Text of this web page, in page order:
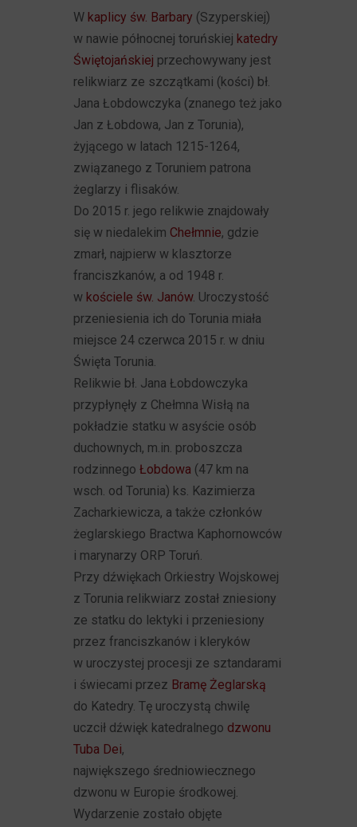
W kaplicy św. Barbary (Szyperskiej)
w nawie północnej toruńskiej katedry
Świętojańskiej przechowywany jest
relikwiarz ze szczątkami (kości) bł.
Jana Łobdowczyka (znanego też jako
Jan z Łobdowa, Jan z Torunia),
żyjącego w latach 1215-1264,
związanego z Toruniem patrona
żeglarzy i flisaków.
Do 2015 r. jego relikwie znajdowały
się w niedalekim Chełmnie, gdzie
zmarł, najpierw w klasztorze
franciszkanów, a od 1948 r.
w kościele św. Janów. Uroczystość
przeniesienia ich do Torunia miała
miejsce 24 czerwca 2015 r. w dniu
Święta Torunia.
Relikwie bł. Jana Łobdowczyka
przypłynęły z Chełmna Wisłą na
pokładzie statku w asyście osób
duchownych, m.in. proboszcza
rodzinnegoŁobdowa (47 km na
wsch. od Torunia) ks. Kazimierza
Zacharkiewicza, a także członków
żeglarskiego Bractwa Kaphornowców
i marynarzy ORP Toruń.
Przy dźwiękach Orkiestry Wojskowej
z Torunia relikwiarz został zniesiony
ze statku do lektyki i przeniesiony
przez franciszkanów i kleryków
w uroczystej procesji ze sztandarami
i świecami przez Bramę Żeglarską
do Katedry. Tę uroczystą chwilę
uczcił dźwięk katedralnego dzwonu
Tuba Dei,
największego średniowiecznego
dzwonu w Europie środkowej.
Wydarzenie zostało objęte